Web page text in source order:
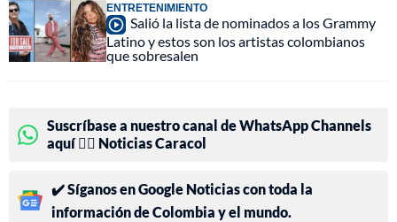
ENTRETENIMIENTO
Salió la lista de nominados a los Grammy
Latino y estos son los artistas colombianos
que sobresalen
Suscríbase a nuestro canal de WhatsApp Channels
aquí 👉🏻 Noticias Caracol
✔️ Síganos en Google Noticias con toda la
información de Colombia y el mundo.